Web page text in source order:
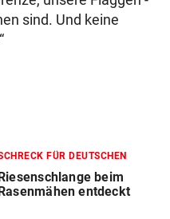
sind. Und keine
FÜR DEUTSCHEN
beim
entdeckt